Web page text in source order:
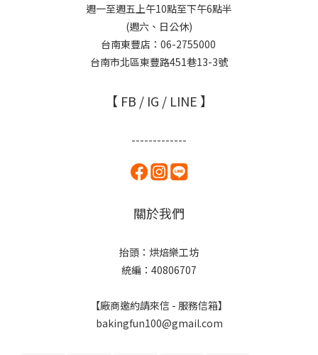
週一至週五上午10點至下午6點半
(週六、日公休)
台南東豐店：06-2755000
台南市北區東豐路451巷13-3號
【 FB / IG / LINE 】
-------------
關於我們
抬頭：烘焙樂工坊
統編：40806707
【廠商邀約請來信 - 服務信箱】
bakingfun100@gmail.com